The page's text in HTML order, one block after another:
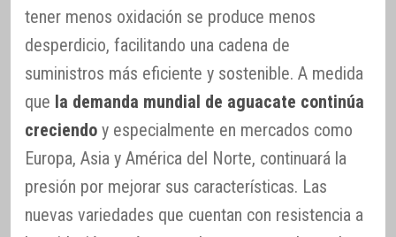
tener menos oxidación se produce menos
desperdicio, facilitando una cadena de
suministros más eficiente y sostenible. A medida
que la demanda mundial de aguacate continúa
creciendo y especialmente en mercados como
Europa, Asia y América del Norte, continuará la
presión por mejorar sus características. Las
nuevas variedades que cuentan con resistencia a